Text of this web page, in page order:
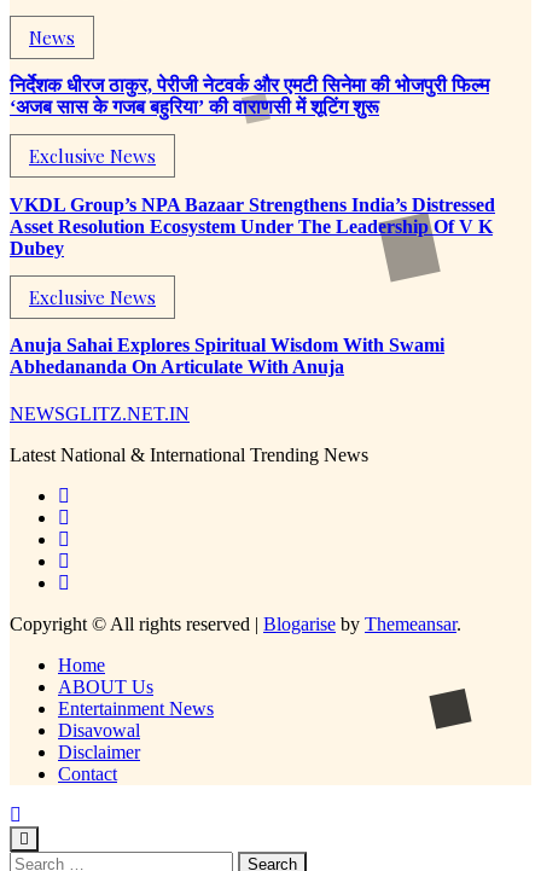
News
निर्देशक धीरज ठाकुर, पेरीजी नेटवर्क और एमटी सिनेमा की भोजपुरी फिल्म
‘अजब सास के गजब बहुरिया’ की वाराणसी में शूटिंग शुरू
Exclusive News
VKDL Group’s NPA Bazaar Strengthens India’s Distressed
Asset Resolution Ecosystem Under The Leadership Of V K
Dubey
Exclusive News
Anuja Sahai Explores Spiritual Wisdom With Swami
Abhedananda On Articulate With Anuja
NEWSGLITZ.NET.IN
Latest National & International Trending News
Copyright © All rights reserved | Blogarise by Themeansar.
Home
ABOUT Us
Entertainment News
Disavowal
Disclaimer
Contact
Search